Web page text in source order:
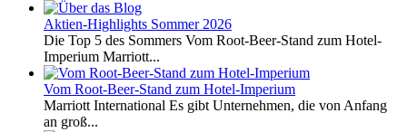
Aktien-Highlights Sommer 2026
Die Top 5 des Sommers Vom Root-Beer-Stand zum Hotel-
Imperium Marriott...
Vom Root-Beer-Stand zum Hotel-Imperium
Marriott International Es gibt Unternehmen, die von Anfang
an groß...